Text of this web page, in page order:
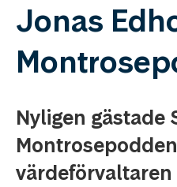
Jonas
Nyligen gästade